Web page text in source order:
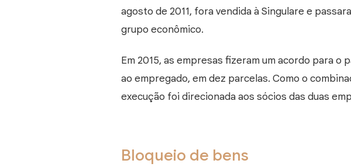
agosto de 2011, fora vendida à Singulare e
grupo econômico.
Em 2015, as empresas fizeram um acordo para o
ao empregado, em dez parcelas. Como o
execução foi direcionada aos sócios das duas
Bloqueio de bens